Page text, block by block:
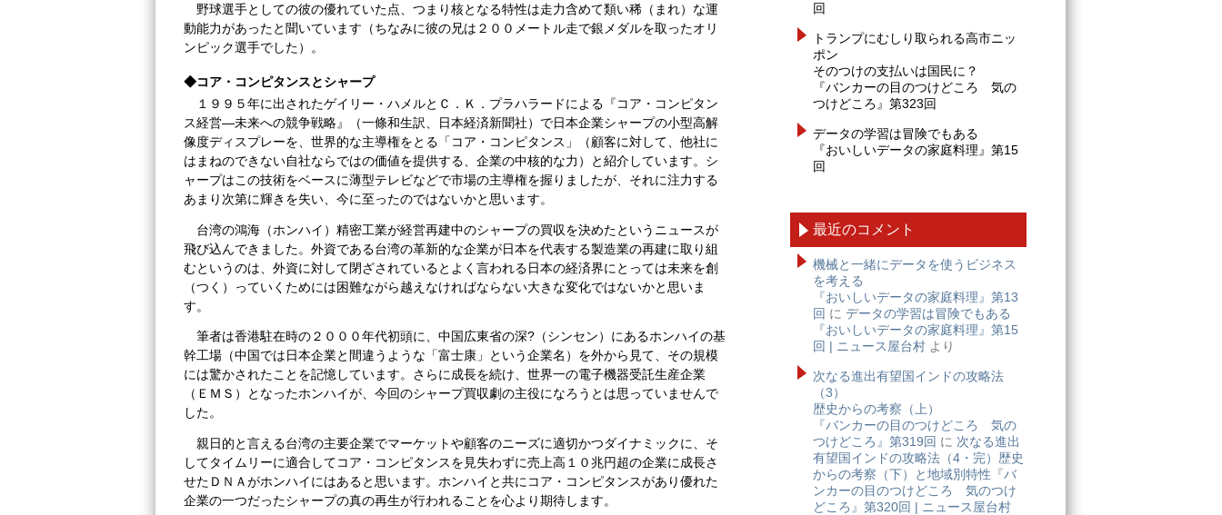
野球選手としての彼の優れていた点、つまり核となる特性は走力含めて類い稀（まれ）な運
動能力があったと聞いています（ちなみに彼の兄は２００メートル走で銀メダルを取ったオリ
ンピック選手でした）。
◆コア・コンピタンスとシャープ
１９９５年に出されたゲイリー・ハメルとＣ．Ｋ．プラハラードによる『コア・コンピタン
ス経営―未来への競争戦略』（一條和生訳、日本経済新聞社）で日本企業シャープの小型高解
像度ディスプレーを、世界的な主導権をとる「コア・コンピタンス」（顧客に対して、他社に
はまねのできない自社ならではの価値を提供する、企業の中核的な力）と紹介しています。シ
ャープはこの技術をベースに薄型テレビなどで市場の主導権を握りましたが、それに注力する
あまり次第に輝きを失い、今に至ったのではないかと思います。
台湾の鴻海（ホンハイ）精密工業が経営再建中のシャープの買収を決めたというニュースが
飛び込んできました。外資である台湾の革新的な企業が日本を代表する製造業の再建に取り組
むというのは、外資に対して閉ざされているとよく言われる日本の経済界にとっては未来を創
（つく）っていくためには困難ながら越えなければならない大きな変化ではないかと思いま
す。
筆者は香港駐在時の２０００年代初頭に、中国広東省の深?（シンセン）にあるホンハイの基
幹工場（中国では日本企業と間違うような「富士康」という企業名）を外から見て、その規模
には驚かされたことを記憶しています。さらに成長を続け、世界一の電子機器受託生産企業
（ＥＭＳ）となったホンハイが、今回のシャープ買収劇の主役になろうとは思っていませんで
した。
親日的と言える台湾の主要企業でマーケットや顧客のニーズに適切かつダイナミックに、そ
してタイムリーに適合してコア・コンピタンスを見失わずに売上高１０兆円超の企業に成長さ
せたＤＮＡがホンハイにはあると思います。ホンハイと共にコア・コンピタンスがあり優れた
企業の一つだったシャープの真の再生が行われることを心より期待します。
回
トランプにむしり取られる高市ニッ
ポン
そのつけの支払いは国民に？
『バンカーの目のつけどころ 気の
つけどころ』第323回
データの学習は冒険でもある
『おいしいデータの家庭料理』第15
回
最近のコメント
機械と一緒にデータを使うビジネス
を考える
『おいしいデータの家庭料理』第13
回 に データの学習は冒険でもある
『おいしいデータの家庭料理』第15
回 | ニュース屋台村 より
次なる進出有望国インドの攻略法
（3）
歴史からの考察（上）
『バンカーの目のつけどころ 気の
つけどころ』第319回 に 次なる進出
有望国インドの攻略法（4・完）歴史
からの考察（下）と地域別特性『バ
ンカーの目のつけどころ 気のつけ
どころ』第320回 | ニュース屋台村